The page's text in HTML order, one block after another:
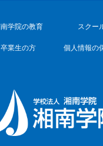
学院の教育 スクー
卒業生の方 個人情報の